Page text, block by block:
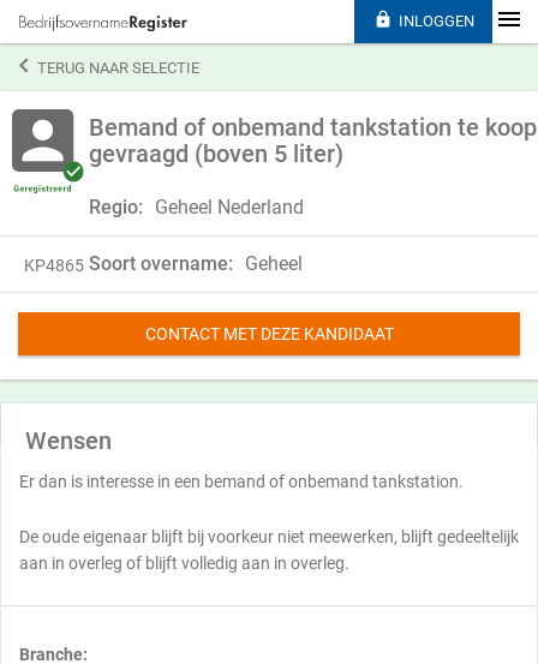
TERUG NAAR SELECTIE
Bemand of onbemand tankstation te koop
gevraagd (boven 5 liter)
Regio: Geheel Nederland
KP4865 Soort overname: Geheel
CONTACT MET DEZE KANDIDAAT
Wensen
Er dan is interesse in een bemand of onbemand tankstation.
De oude eigenaar blijft bij voorkeur niet meewerken, blijft gedeeltelijk
aan in overleg of blijft volledig aan in overleg.
Branche:
 INLOGGEN